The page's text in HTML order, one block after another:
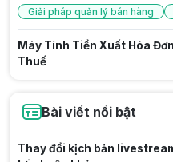
Giải pháp quản lý bán hàng
Máy Tính Tiền Xuất Hóa
Thuế
Website Bán Hàng Chuyên
Bado
Bài viết nổi bật
Thay đổi kịch bản